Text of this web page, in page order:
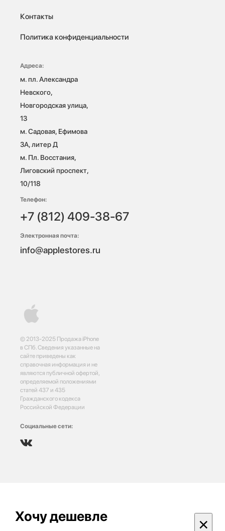
© 2013-2025 Продажа iPhone
в СПб. Сведения указанные на
сайте приведены как
справочная информация и не
являются публичной офертой,
определяемой положениями
статей 437 и 435
Гражданского кодекса
Российской Федерации
Социальные сети:
Контакты
Политика конфиденциальности
Адреса:
м. пл. Александра
Невского,
Новгородская улица,
13
м. Садовая, Ефимова
3А, литер Д
м. Пл. Восстания,
Лиговский проспект,
10/118
Телефон:
+7 (812) 409-38-67
Электронная почта:
info@applestores.ru
Хочу дешевле ×